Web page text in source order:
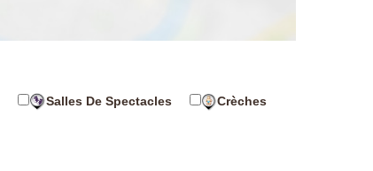
Salles De Spectacles
Crèches